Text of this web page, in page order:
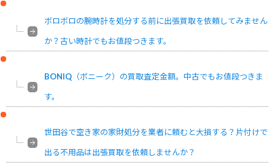
ボロボロの腕時計を処分する前に出張買取を依頼してみません
か？古い時計でもお値段つきます。
BONIQ（ボニーク）の買取査定金額。中古でもお値段つきま
す。
世田谷で空き家の家財処分を業者に頼むと大損する？片付けで
出る不用品は出張買取を依頼しませんか？